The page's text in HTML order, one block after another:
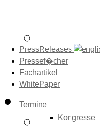
PressReleases
Pressef�cher
Fachartikel
WhitePaper
Termine
Kongresse